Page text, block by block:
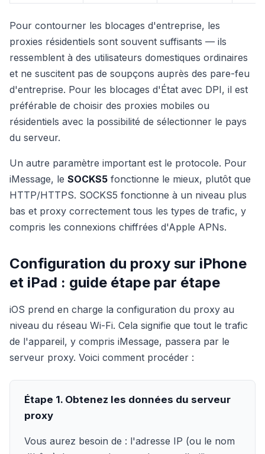
Pour contourner les blocages d'entreprise, les
proxies résidentiels sont souvent suffisants — ils
ressemblent à des utilisateurs domestiques ordinaires
et ne suscitent pas de soupçons auprès des pare-feu
d'entreprise. Pour les blocages d'État avec DPI, il est
préférable de choisir des proxies mobiles ou
résidentiels avec la possibilité de sélectionner le pays
du serveur.
Un autre paramètre important est le protocole. Pour
iMessage, le SOCKS5 fonctionne le mieux, plutôt que
HTTP/HTTPS. SOCKS5 fonctionne à un niveau plus
bas et proxy correctement tous les types de trafic, y
compris les connexions chiffrées d'Apple APNs.
Configuration du proxy sur iPhone
et iPad : guide étape par étape
iOS prend en charge la configuration du proxy au
niveau du réseau Wi-Fi. Cela signifie que tout le trafic
de l'appareil, y compris iMessage, passera par le
serveur proxy. Voici comment procéder :
Étape 1. Obtenez les données du serveur
proxy
Vous aurez besoin de : l'adresse IP (ou le nom